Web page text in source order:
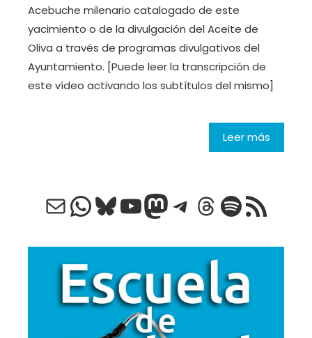
Acebuche milenario catalogado de este
yacimiento o de la divulgación del Aceite de
Oliva a través de programas divulgativos del
Ayuntamiento. [Puede leer la transcripción de
este vídeo activando los subtítulos del mismo]
Leer más
Correo electrónico
WhatsApp
Bluesky
YouTube
Mastodon
Telegram
Threads
Spotify
Feed RSS